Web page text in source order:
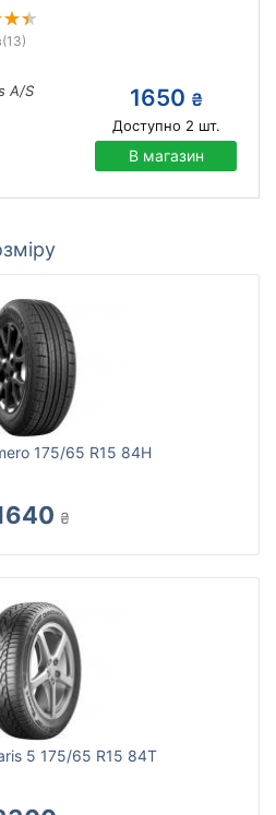
(13)
A/S
1650 ₴
Доступно 2 шт.
В магазин
175/65 R15 84H
₴
5 175/65 R15 84T